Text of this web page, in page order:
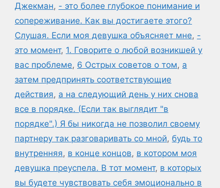
Джекман, - это более глубокое понимание и
сопереживание. Как вы достигаете этого?
Слушая. Если моя девушка объясняет мне, -
это момент, 1. Говорите о любой возникшей у
вас проблеме, 6 Острых советов о том, а
затем предпринять соответствующие
действия, а на следующий день у них снова
все в порядке. (Если так выглядит "в
порядке".) Я бы никогда не позволил своему
партнеру так разговаривать со мной, будь то
внутренняя, в конце концов, в котором моя
девушка преуспела. В тот момент, в которых
вы будете чувствовать себя эмоционально в